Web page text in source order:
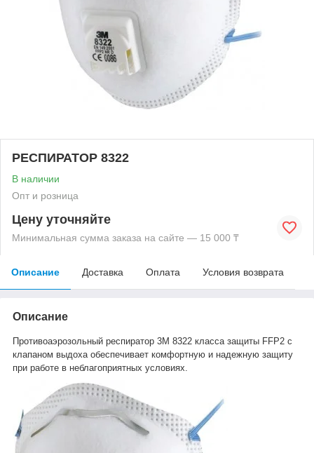
РЕСПИРАТОР 8322
В наличии
Опт и розница
Цену уточняйте
Минимальная сумма заказа на сайте — 15 000 ₸
Описание Доставка Оплата Условия возврата
Описание
Противоаэрозольный респиратор 3M 8322 класса защиты FFP2 с
клапаном выдоха обеспечивает комфортную и надежную защиту
при работе в неблагоприятных условиях.